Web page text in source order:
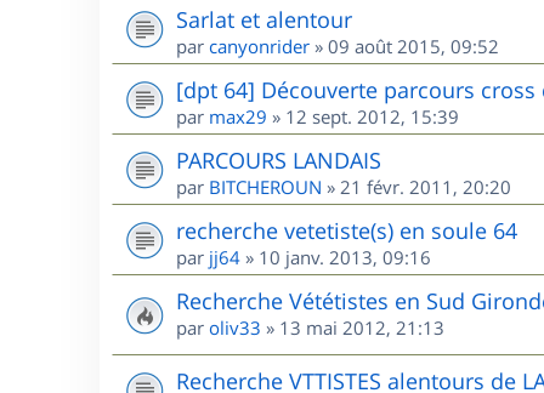
Sarlat et alentour
par canyonrider » 09 août 2015, 09:52
[dpt 64] Découverte parcours cross
par max29 » 12 sept. 2012, 15:39
PARCOURS LANDAIS
par BITCHEROUN » 21 févr. 2011, 20:20
recherche vetetiste(s) en soule 64
par jj64 » 10 janv. 2013, 09:16
Recherche Vététistes en Sud
par oliv33 » 13 mai 2012, 21:13
Recherche VTTISTES alentours de